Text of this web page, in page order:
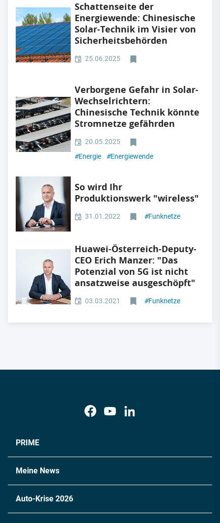
Schattenseite der
Energiewende: Chinesische
Solar-Technik im Visier von
Sicherheitsbehörden
25.06.2025
Verborgene Gefahr in Solar-
Wechselrichtern:
Chinesische Technik könnte
Stromnetze gefährden
20.05.2025
#Energie #Energiewende
So wird Ihr
Produktionswerk "wireless"
31.01.2022 #Funknetze
Huawei-Österreich-Deputy-
CEO Erich Manzer: "Das
Potenzial von 5G ist nicht
ansatzweise ausgeschöpft"
03.03.2021 #Funknetze
PRIME
Meine News
Auto-Krise 2026